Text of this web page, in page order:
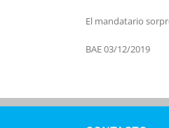
El mandatario
BAE 03/12/2019